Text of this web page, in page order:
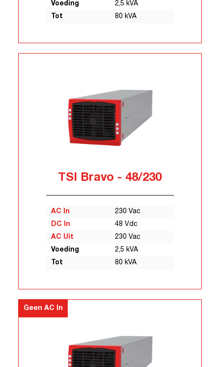
Voeding
2,5 kVA
Tot
80 kVA
TSI Bravo - 48/230
AC In
230 Vac
DC In
48 Vdc
AC Uit
230 Vac
Voeding
2,5 kVA
Tot
80 kVA
Geen AC In